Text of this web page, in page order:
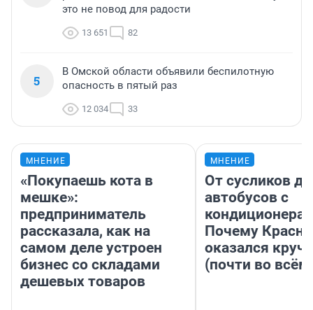
это не повод для радости
13 651 82
5
В Омской области объявили беспилотную
опасность в пятый раз
12 034 33
МНЕНИЕ
«Покупаешь кота в
мешке»:
предприниматель
рассказала, как на
самом деле устроен
бизнес со складами
дешевых товаров
МНЕНИЕ
От сусликов до
автобусов с
Почему
оказался
(почти во